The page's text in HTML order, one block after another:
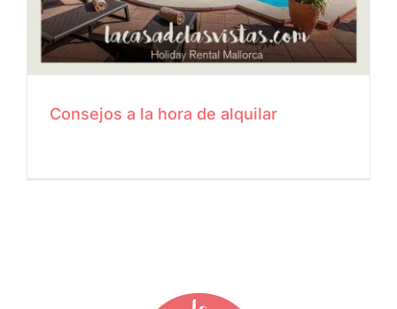
Consejos a la hora de alquilar